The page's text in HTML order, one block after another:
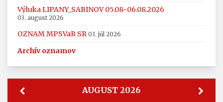
Výluka LIPANY_SABINOV 05.08-06.08.2026
03. august 2026
OZNAM MPSVaR SR 03. júl 2026
Archív oznamov
AUGUST 2026